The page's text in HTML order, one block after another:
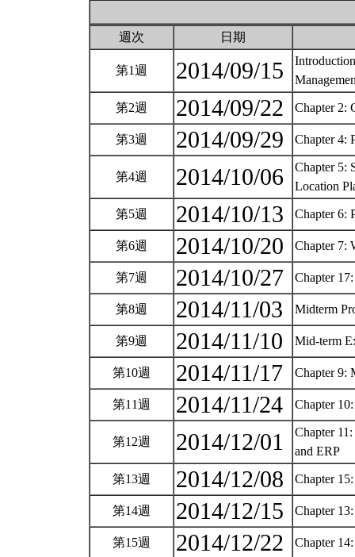
週次 日期
第1週 2014/09/15
第2週 2014/09/22 Chapter 2:
第3週 2014/09/29 Chapter 4:
第4週 2014/10/06
Chapter 5:
Location
第5週 2014/10/13 Chapter 6:
第6週 2014/10/20 Chapter 7:
第7週 2014/10/27 Chapter
第8週 2014/11/03 Midterm
第9週 2014/11/10 Mid-term
第10週 2014/11/17 Chapter 9:
第11週 2014/11/24 Chapter
第12週 2014/12/01
Chapter
and ERP
第13週 2014/12/08 Chapter
第14週 2014/12/15 Chapter
第15週 2014/12/22 Chapter